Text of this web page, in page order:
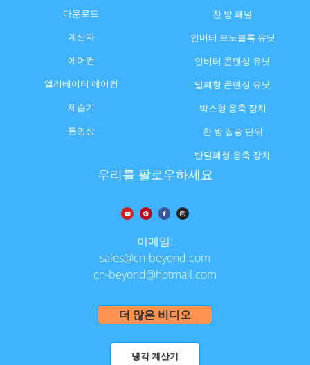
다운로드
계산자
에어컨
엘리베이터 에어컨
제습기
동영상
찬 방 패널
인버터 모노블록 유닛
인버터 콘덴싱 유닛
밀폐형 콘덴싱 유닛
박스형 응축 장치
찬 방 집광 단위
반밀폐형 응축 장치
우리를 팔로우하세요
이메일:
sales@cn-beyond.com
cn-beyond@hotmail.com
더 많은 비디오
냉각 계산기